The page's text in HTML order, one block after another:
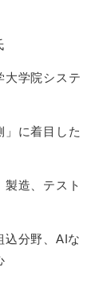
ステ
に着目した
、テスト
野、AIな